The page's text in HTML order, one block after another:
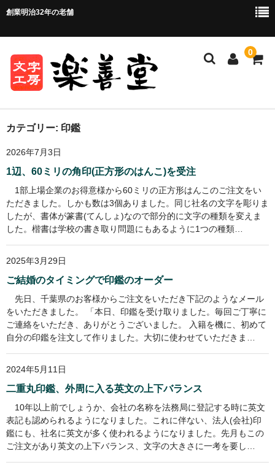
創業明治32年の老舗
0
ホーム
ご注文方法
ご注文の流れ
お支払い方法・送料について
店舗情報
お問い合わせ
店長ブログ
営業品目
店舗沿革
印鑑リフォーム
外国人向けショップ
カテゴリー: 印鑑
2026年7月3日
1辺、60ミリの角印(正方形のはんこ)を受注
1部上場企業のお得意様から60ミリの正方形はんこのご注文をい
ただきました。しかも数は3個ありました。同じ社名の文字を彫りま
したが、書体が篆書(てんしょ)なので部分的に文字の種類を変えま
した。楷書は学校の書き取り問題にもあるように1つの種類…
2025年3月29日
ご結婚のタイミングで印鑑のオーダー
先日、千葉県のお客様からご注文をいただき下記のようなメール
をいただきました。 「本日、印鑑を受け取りました。毎回ご丁寧に
ご連絡をいただき、ありがとうございました。 入籍を機に、初めて
自分の印鑑を注文して作りました。大切に使わせていただきま…
2024年5月11日
二重丸印鑑、外周に入る英文の上下バランス
10年以上前でしょうか、会社の名称を法務局に登記する時に英文
表記も認められるようになりました。これに伴ない、法人(会社)印
鑑にも、社名に英文が多く使われるようになりました。先月もこの
ご注文があり英文の上下バランス、文字の大きさに一考を要し…